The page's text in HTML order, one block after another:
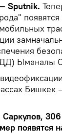
Sputnik.
Ыманалы
Бишкек
появятся